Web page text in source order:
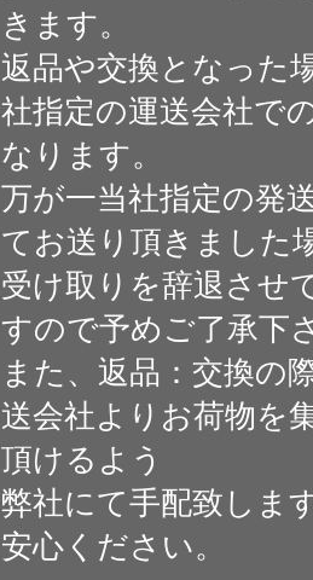
きます。
返品や交換となった
社指定の運送会社で
なります。
万が一当社指定の発
てお送り頂きました
受け取りを辞退させ
すので予めご了承下
また、返品：交換の
送会社よりお荷物を
頂けるよう
弊社にて手配致しま
安心ください。